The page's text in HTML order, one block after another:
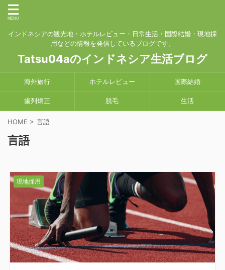
インドネシアの観光地・ホテルレビュー・日常生活・国際結婚・現地採
用などの情報を発信しているブログです。
Tatsu04aのインドネシア生活ブログ
海外旅行 ホテルレビュー 国際結婚
歯列矯正 脱毛 生活
HOME > 言語
言語
現地採用